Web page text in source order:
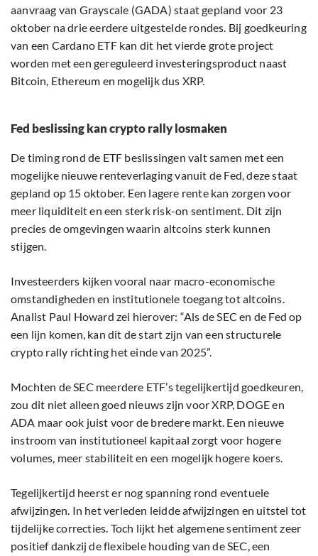
aanvraag van Grayscale (GADA) staat gepland voor 23
oktober na drie eerdere uitgestelde rondes. Bij goedkeuring
van een Cardano ETF kan dit het vierde grote project
worden met een gereguleerd investeringsproduct naast
Bitcoin, Ethereum en mogelijk dus XRP.
Fed beslissing kan crypto rally losmaken
De timing rond de ETF beslissingen valt samen met een
mogelijke nieuwe renteverlaging vanuit de Fed, deze staat
gepland op 15 oktober. Een lagere rente kan zorgen voor
meer liquiditeit en een sterk risk-on sentiment. Dit zijn
precies de omgevingen waarin altcoins sterk kunnen
stijgen.
Investeerders kijken vooral naar macro-economische
omstandigheden en institutionele toegang tot altcoins.
Analist Paul Howard zei hierover: “Als de SEC en de Fed op
een lijn komen, kan dit de start zijn van een structurele
crypto rally richting het einde van 2025”.
Mochten de SEC meerdere ETF’s tegelijkertijd goedkeuren,
zou dit niet alleen goed nieuws zijn voor XRP, DOGE en
ADA maar ook juist voor de bredere markt. Een nieuwe
instroom van institutioneel kapitaal zorgt voor hogere
volumes, meer stabiliteit en een mogelijk hogere koers.
Tegelijkertijd heerst er nog spanning rond eventuele
afwijzingen. In het verleden leidde afwijzingen en uitstel tot
tijdelijke correcties. Toch lijkt het algemene sentiment zeer
positief dankzij de flexibele houding van de SEC, een